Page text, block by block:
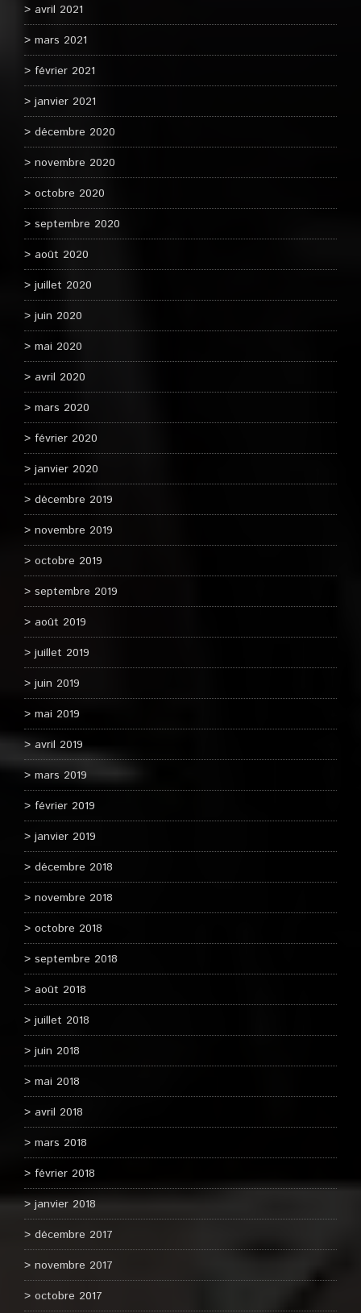
avril 2021
mars 2021
février 2021
janvier 2021
décembre 2020
novembre 2020
octobre 2020
septembre 2020
août 2020
juillet 2020
juin 2020
mai 2020
avril 2020
mars 2020
février 2020
janvier 2020
décembre 2019
novembre 2019
octobre 2019
septembre 2019
août 2019
juillet 2019
juin 2019
mai 2019
avril 2019
mars 2019
février 2019
janvier 2019
décembre 2018
novembre 2018
octobre 2018
septembre 2018
août 2018
juillet 2018
juin 2018
mai 2018
avril 2018
mars 2018
février 2018
janvier 2018
décembre 2017
novembre 2017
octobre 2017